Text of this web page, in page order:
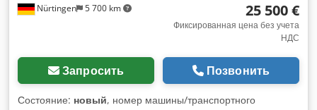
Nürtingen 5 700 km 25 500 €
Фиксированная цена без учета
НДС
Запросить Позвонить
Состояние: новый, номер машины/транспортного